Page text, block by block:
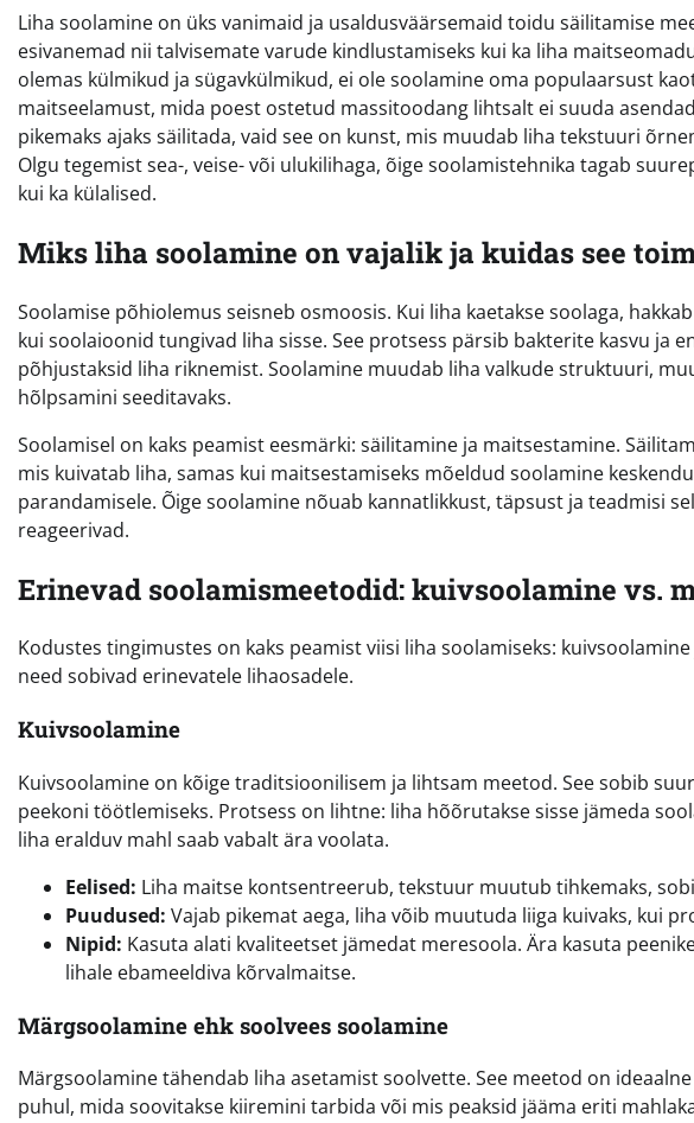
Liha soolamine on üks vanimaid ja usaldusväärsemaid toidu säilitamise
esivanemad nii talvisemate varude kindlustamiseks kui ka liha
olemas külmikud ja sügavkülmikud, ei ole soolamine oma populaarsust
maitseelamust, mida poest ostetud massitoodang lihtsalt ei suuda
pikemaks ajaks säilitada, vaid see on kunst, mis muudab liha tekstuuri
Olgu tegemist sea-, veise- või ulukilihaga, õige soolamistehnika tagab
kui ka külalised.
Miks liha soolamine on vajalik ja kuidas see
Soolamise põhiolemus seisneb osmoosis. Kui liha kaetakse soolaga,
kui soolaioonid tungivad liha sisse. See protsess pärsib bakterite kasvu ja
põhjustaksid liha riknemist. Soolamine muudab liha valkude struktuuri,
hõlpsamini seeditavaks.
Soolamisel on kaks peamist eesmärki: säilitamine ja maitsestamine.
mis kuivatab liha, samas kui maitsestamiseks mõeldud soolamine
parandamisele. Õige soolamine nõuab kannatlikkust, täpsust ja teadmisi
reageerivad.
Erinevad soolamismeetodid: kuivsoolamine vs.
Kodustes tingimustes on kaks peamist viisi liha soolamiseks:
need sobivad erinevatele lihaosadele.
Kuivsoolamine
Kuivsoolamine on kõige traditsioonilisem ja lihtsam meetod. See sobib
peekoni töötlemiseks. Protsess on lihtne: liha hõõrutakse sisse jämeda
liha eralduv mahl saab vabalt ära voolata.
Eelised: Liha maitse kontsentreerub, tekstuur muutub tihkemaks,
Puudused: Vajab pikemat aega, liha võib muutuda liiga kuivaks, kui
Nipid: Kasuta alati kvaliteetset jämedat meresoola. Ära kasuta
lihale ebameeldiva kõrvalmaitse.
Märgsoolamine ehk soolvees soolamine
Märgsoolamine tähendab liha asetamist soolvette. See meetod on
puhul, mida soovitakse kiiremini tarbida või mis peaksid jääma eriti